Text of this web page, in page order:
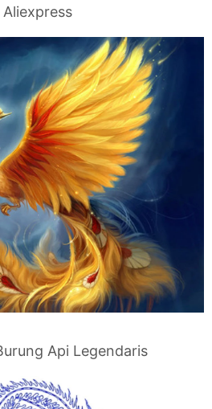
Api Legendaris